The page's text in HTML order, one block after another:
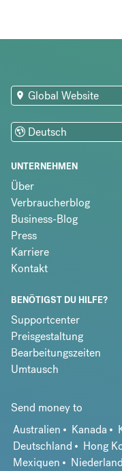
UNTERNEHMEN
Über
Verbraucherblog
Business-Blog
Press
Karriere
Kontakt
BENÖTIGST DU HILFE?
Supportcenter
Preisgestaltung
Bearbeitungszeiten
Umtausch
Send money to
Australien
Kanada
Deutschland
Hong
Mexiquen